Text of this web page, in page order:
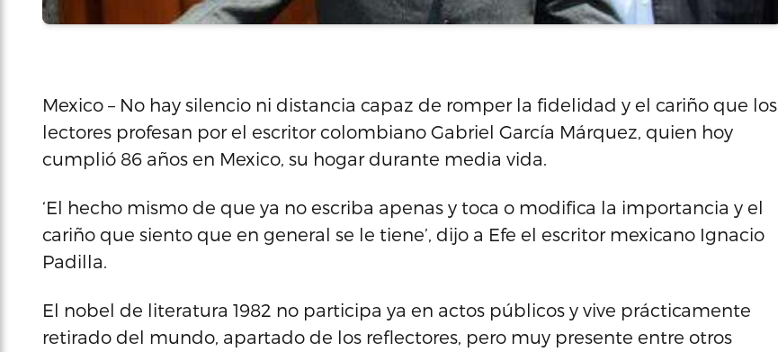
Mexico – No hay silencio ni distancia capaz de romper la fidelidad y el cariño que los
lectores profesan por el escritor colombiano Gabriel García Márquez, quien hoy
cumplió 86 años en Mexico, su hogar durante media vida.
‘El hecho mismo de que ya no escriba apenas y toca o modifica la importancia y el
cariño que siento que en general se le tiene’, dijo a Efe el escritor mexicano Ignacio
Padilla.
El nobel de literatura 1982 no participa ya en actos públicos y vive prácticamente
retirado del mundo, apartado de los reflectores, pero muy presente entre otros